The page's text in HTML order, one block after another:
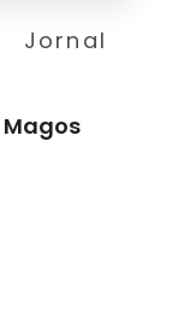
Jornal
Magos